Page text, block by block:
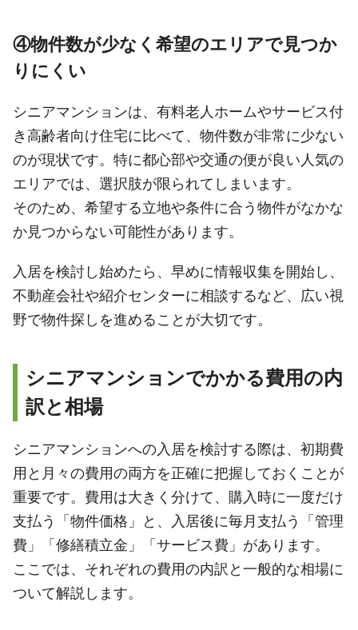
④物件数が少なく希望のエリアで見つか
りにくい
シニアマンションは、有料老人ホームやサービス付
き高齢者向け住宅に比べて、物件数が非常に少ない
のが現状です。特に都心部や交通の便が良い人気の
エリアでは、選択肢が限られてしまいます。
そのため、希望する立地や条件に合う物件がなかな
か見つからない可能性があります。
入居を検討し始めたら、早めに情報収集を開始し、
不動産会社や紹介センターに相談するなど、広い視
野で物件探しを進めることが大切です。
シニアマンションでかかる費用の内
訳と相場
シニアマンションへの入居を検討する際は、初期費
用と月々の費用の両方を正確に把握しておくことが
重要です。費用は大きく分けて、購入時に一度だけ
支払う「物件価格」と、入居後に毎月支払う「管理
費」「修繕積立金」「サービス費」があります。
ここでは、それぞれの費用の内訳と一般的な相場に
ついて解説します。